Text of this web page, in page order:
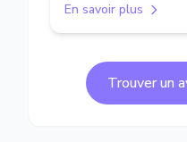
En savoir plus
Trouver un